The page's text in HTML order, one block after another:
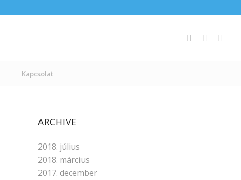
Kapcsolat
ARCHIVE
2018. július
2018. március
2017. december